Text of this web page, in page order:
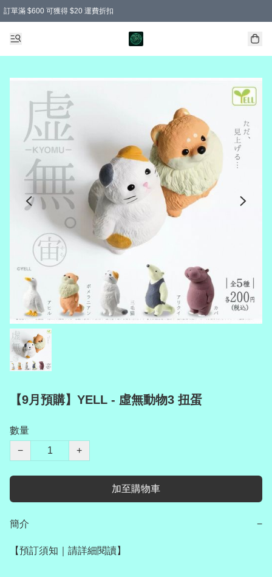
訂單滿 $600 可獲得 $20 運費折扣
【9月預購】YELL - 虛無動物3 扭蛋
數量
−
+
加至購物車
簡介 −
【預訂須知｜請詳細閱讀】